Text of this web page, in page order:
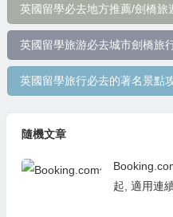
英國留學必去地方推薦/劍橋旅
英國留學旅游必去城市劍橋旅
英國留學旅行必去的著名景點
隨機文章
起, 適用連